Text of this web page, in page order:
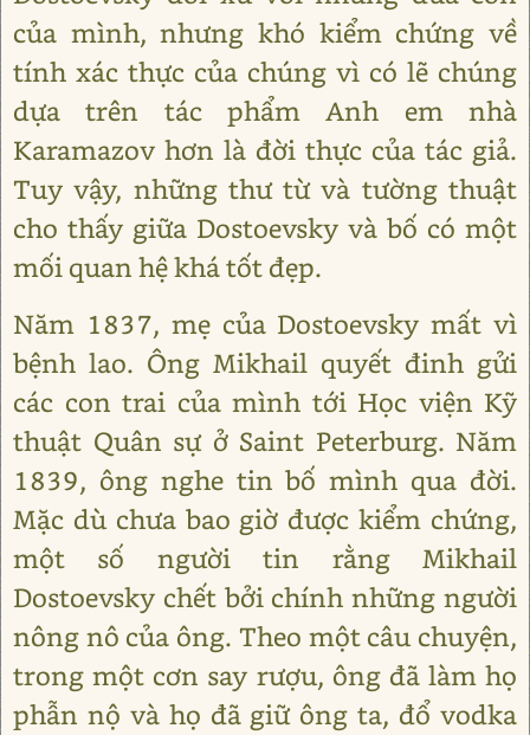
của mình, nhưng khó kiểm chứng về
tính xác thực của chúng vì có lẽ chúng
dựa trên tác phẩm Anh em nhà
Karamazov hơn là đời thực của tác giả.
Tuy vậy, những thư từ và tường thuật
cho thấy giữa Dostoevsky và bố có một
mối quan hệ khá tốt đẹp.
Năm 1837, mẹ của Dostoevsky mất vì
bệnh lao. Ông Mikhail quyết đinh gửi
các con trai của mình tới Học viện Kỹ
thuật Quân sự ở Saint Peterburg. Năm
1839, ông nghe tin bố mình qua đời.
Mặc dù chưa bao giờ được kiểm chứng,
một số người tin rằng Mikhail
Dostoevsky chết bởi chính những người
nông nô của ông. Theo một câu chuyện,
trong một cơn say rượu, ông đã làm họ
phẫn nộ và họ đã giữ ông ta, đổ vodka